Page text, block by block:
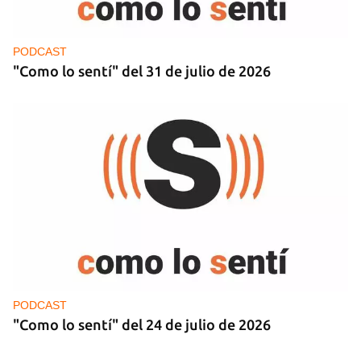
PODCAST
"Como lo sentí" del 31 de julio de 2026
PODCAST
"Como lo sentí" del 24 de julio de 2026